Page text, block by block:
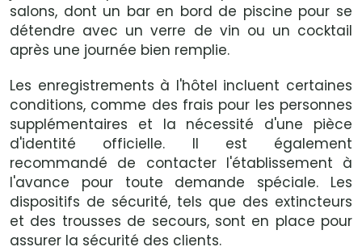
salons, dont un bar en bord de piscine pour se
détendre avec un verre de vin ou un cocktail
après une journée bien remplie.
Les enregistrements à l'hôtel incluent certaines
conditions, comme des frais pour les personnes
supplémentaires et la nécessité d'une pièce
d'identité officielle. Il est également
recommandé de contacter l'établissement à
l'avance pour toute demande spéciale. Les
dispositifs de sécurité, tels que des extincteurs
et des trousses de secours, sont en place pour
assurer la sécurité des clients.